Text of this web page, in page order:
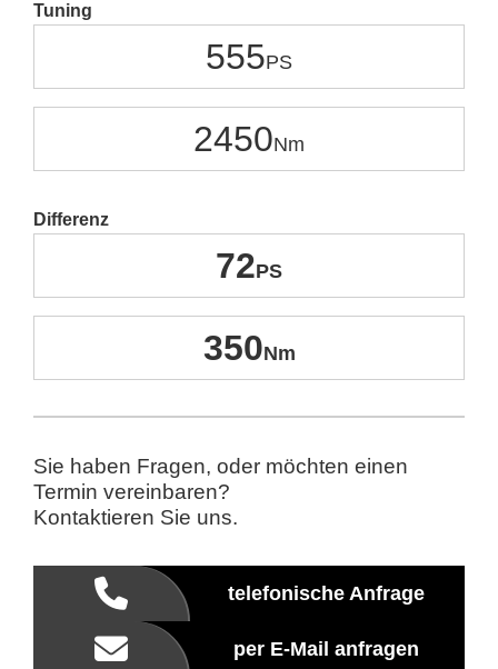
Tuning
555
2450
Differenz
72
350
Sie haben Fragen, oder möchten einen
Termin vereinbaren?
Kontaktieren Sie uns.
telefonische Anfrage
per E-Mail anfragen